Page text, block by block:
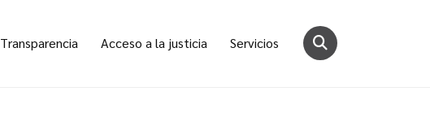
Transparencia Acceso a la justicia Servicios